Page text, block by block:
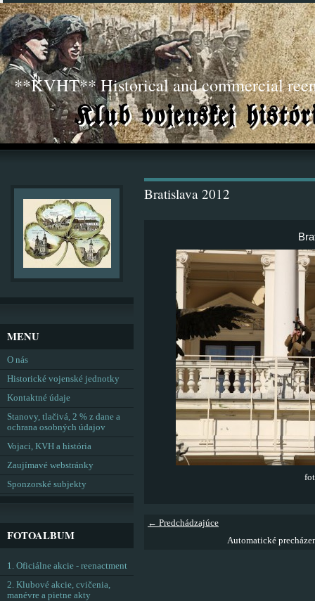
**KVHT** Historical and commercial
Bratislava 2012
← Predchádzajúce
Automatické
MENU
O nás
Historické vojenské jednotky
Kontaktné údaje
Stanovy, tlačivá, 2 % z dane a
ochrana osobných údajov
Vojaci, KVH a história
Zaujímavé webstránky
Sponzorské subjekty
FOTOALBUM
1. Oficiálne akcie - reenactment
2. Klubové akcie, cvičenia,
manévre a pietne akty